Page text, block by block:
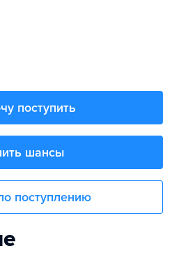
поступить
шансы
поступлению